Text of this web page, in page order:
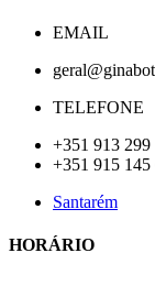
EMAIL
TELEFONE
+351 913 299
+351 915 145
Santarém
HORÁRIO